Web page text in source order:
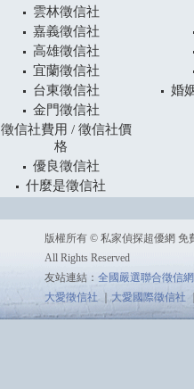
雲林徵信社
嘉義徵信社
高雄徵信社
宜蘭徵信社
台東徵信社
金門徵信社
徵信社費用 / 徵信社價
格
優良徵信社
什麼是徵信社
婚
版權所有 © 私家偵探超優網 免
All Rights Reserved
友站連結： 全國嚴選聯合徵信網
大愛徵信社 ｜大愛國際徵信社